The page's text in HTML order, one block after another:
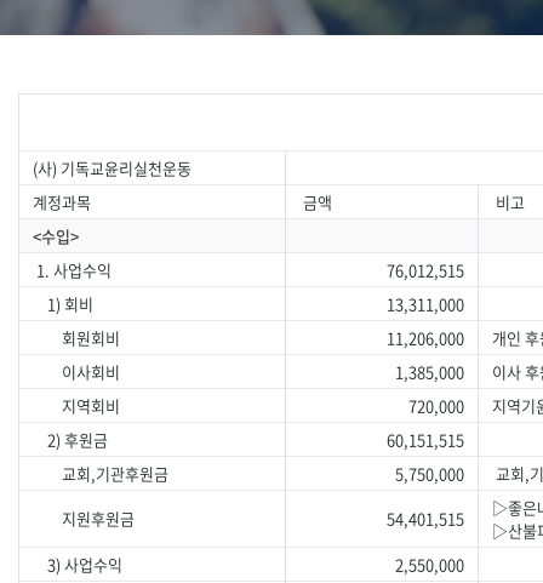
(사) 기독교윤리실천운동
계정과목
금액
비고
<수입>
1. 사업수익
76,012,515
1) 회비
13,311,000
회원회비
11,206,000
개인
이사회비
1,385,000
이사
지역회비
720,000
지역기
2) 후원금
60,151,515
교회,기관후원금
5,750,000
교회,
지원후원금
54,401,515
▷좋은
▷산불
3) 사업수익
2,550,000